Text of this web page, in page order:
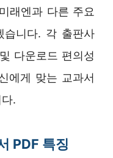
래엔과 다른 주요
습니다. 각 출판사
다운로드 편의성
에게 맞는 교과서
.
PDF 특징